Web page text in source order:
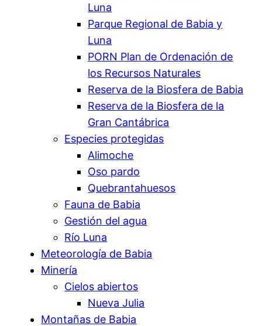
Luna
Parque Regional de Babia y
Luna
PORN Plan de Ordenación de
los Recursos Naturales
Reserva de la Biosfera de Babia
Reserva de la Biosfera de la
Gran Cantábrica
Especies protegidas
Alimoche
Oso pardo
Quebrantahuesos
Fauna de Babia
Gestión del agua
Río Luna
Meteorología de Babia
Minería
Cielos abiertos
Nueva Julia
Montañas de Babia